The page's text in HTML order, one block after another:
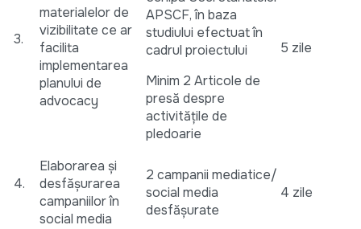
3.
materialelor de
vizibilitate ce ar
facilita
implementarea
planului de
advocacy
APSCF, în baza
studiului efectuat în
cadrul proiectului
Minim 2 Articole de
presă despre
activitățile de
pledoarie
5 zile
4.
Elaborarea și
desfășurarea
campaniilor în
social media
2 campanii mediatice/
social media
desfășurate
4 zile